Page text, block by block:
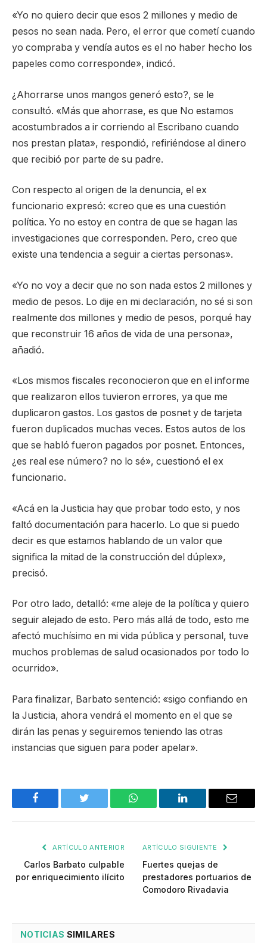
«Yo no quiero decir que esos 2 millones y medio de
pesos no sean nada. Pero, el error que cometí cuando
yo compraba y vendía autos es el no haber hecho los
papeles como corresponde», indicó.
¿Ahorrarse unos mangos generó esto?, se le
consultó. «Más que ahorrase, es que No estamos
acostumbrados a ir corriendo al Escribano cuando
nos prestan plata», respondió, refiriéndose al dinero
que recibió por parte de su padre.
Con respecto al origen de la denuncia, el ex
funcionario expresó: «creo que es una cuestión
política. Yo no estoy en contra de que se hagan las
investigaciones que corresponden. Pero, creo que
existe una tendencia a seguir a ciertas personas».
«Yo no voy a decir que no son nada estos 2 millones y
medio de pesos. Lo dije en mi declaración, no sé si son
realmente dos millones y medio de pesos, porqué hay
que reconstruir 16 años de vida de una persona»,
añadió.
«Los mismos fiscales reconocieron que en el informe
que realizaron ellos tuvieron errores, ya que me
duplicaron gastos. Los gastos de posnet y de tarjeta
fueron duplicados muchas veces. Estos autos de los
que se habló fueron pagados por posnet. Entonces,
¿es real ese número? no lo sé», cuestionó el ex
funcionario.
«Acá en la Justicia hay que probar todo esto, y nos
faltó documentación para hacerlo. Lo que si puedo
decir es que estamos hablando de un valor que
significa la mitad de la construcción del dúplex»,
precisó.
Por otro lado, detalló: «me aleje de la política y quiero
seguir alejado de esto. Pero más allá de todo, esto me
afectó muchísimo en mi vida pública y personal, tuve
muchos problemas de salud ocasionados por todo lo
ocurrido».
Para finalizar, Barbato sentenció: «sigo confiando en
la Justicia, ahora vendrá el momento en el que se
dirán las penas y seguiremos teniendo las otras
instancias que siguen para poder apelar».
Facebook Twitter WhatsApp LinkedIn Email
ARTÍCULO ANTERIOR
Carlos Barbato culpable
por enriquecimiento ilícito
ARTÍCULO SIGUIENTE
Fuertes quejas de
prestadores portuarios de
Comodoro Rivadavia
NOTICIAS SIMILARES